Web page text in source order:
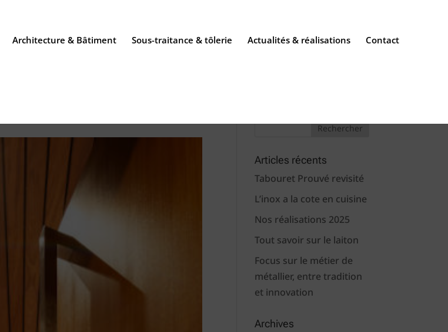
Architecture & Bâtiment Sous-traitance & tôlerie Actualités & réalisations Contact
Articles récents
Tabouret Prouvé revisité
L’inox a la cote en cuisine
Nos réalisations 2025
Tout savoir sur le laiton
Focus sur le métier de
métallier, entre tradition
et innovation
Archives